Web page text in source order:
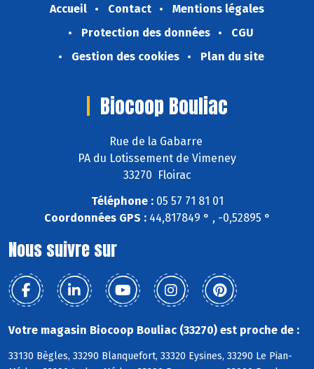
Accueil Contact
Mentions légales
Protection des données
CGU
Gestion des cookies
Plan du site
Biocoop Bouliac
Rue de la Gabarre
PA du Lotissement de Vimeney
33270 Floirac
Téléphone :05 57 71 81 01
Coordonnées GPS :44,817849 ° , -0,52895 °
Nous suivre sur
Votre magasin Biocoop Bouliac (33270) est proche de :
33130 Bègles, 33290 Blanquefort, 33320 Eysines, 33290 Le Pian-